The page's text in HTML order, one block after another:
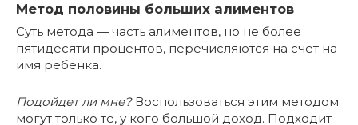
Метод половины больших алиментов
Суть метода — часть алиментов, но не более
пятидесяти процентов, перечисляются на счет на
имя ребенка.
Подойдет ли мне?Воспользоваться этим методом
могут только те, у кого большой доход. Подходит